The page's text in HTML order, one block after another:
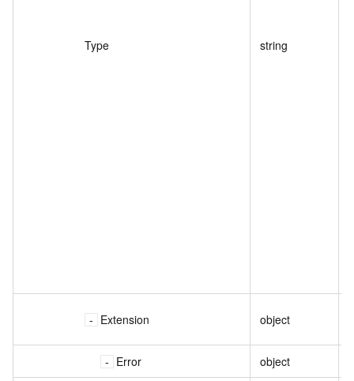
Type string
Extension object
Error object